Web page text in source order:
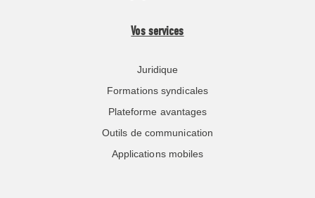
Vos services
Juridique
Formations syndicales
Plateforme avantages
Outils de communication
Applications mobiles